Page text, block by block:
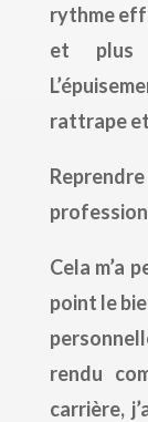
rythme
et plus
rattrape
Cela m’a
point le
rendu
carrière,